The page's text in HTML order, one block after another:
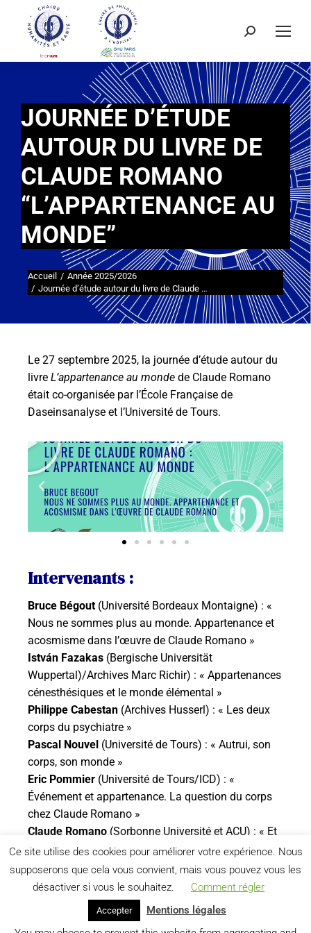
JOURNÉE D’ÉTUDE
AUTOUR DU LIVRE DE
CLAUDE ROMANO
“L’APPARTENANCE AU
MONDE”
Vous êtes ici :
Accueil
Année 2025/2026
Journée d’étude autour du livre de Claude …
Le 27 septembre 2025, la journée d’étude autour du
livre L’appartenance au monde de Claude Romano
était co-organisée par l’École Française de
Daseinsanalyse et l’Université de Tours.
Intervenants :
Bruce Bégout (Université Bordeaux Montaigne) : «
Nous ne sommes plus au monde. Appartenance et
acosmisme dans l’œuvre de Claude Romano »
István Fazakas (Bergische Universität
Wuppertal)/Archives Marc Richir) : « Appartenances
cénesthésiques et le monde élémental »
Philippe Cabestan (Archives Husserl) : « Les deux
corps du psychiatre »
Pascal Nouvel (Université de Tours) : « Autrui, son
corps, son monde »
Eric Pommier (Université de Tours/ICD) : «
Événement et appartenance. La question du corps
chez Claude Romano »
Claude Romano (Sorbonne Université et ACU) : « Et
après ? »
Ce site utilise des cookies pour améliorer votre expérience. Nous
supposerons que cela vous convient, mais vous pouvez vous les
désactiver si vous le souhaitez.
Comment régler
Accepter
Mentions légales